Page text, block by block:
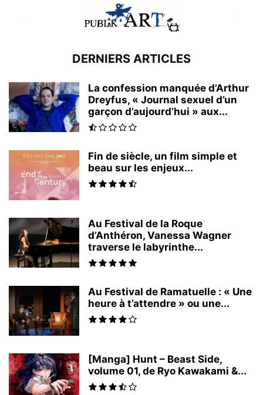
DERNIERS ARTICLES
La confession manquée d’Arthur
Dreyfus, « Journal sexuel d’un
garçon d’aujourd’hui » aux...
Fin de siècle, un film simple et
beau sur les enjeux...
Au Festival de la Roque
d’Anthéron, Vanessa Wagner
traverse le labyrinthe...
Au Festival de Ramatuelle : « Une
heure à t’attendre » ou une...
[Manga] Hunt – Beast Side,
volume 01, de Ryo Kawakami &...